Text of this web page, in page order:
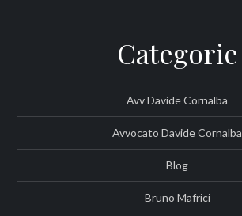
Categorie
Avv Davide Cornalba
Avvocato Davide Cornalba
Blog
Bruno Mafrici